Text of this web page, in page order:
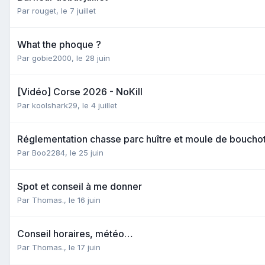
Par rouget, le 7 juillet
What the phoque ?
Par gobie2000, le 28 juin
[Vidéo] Corse 2026 - NoKill
Par koolshark29, le 4 juillet
Réglementation chasse parc huître et moule de
Par Boo2284, le 25 juin
Spot et conseil à me donner
Par Thomas., le 16 juin
Conseil horaires, météo…
Par Thomas., le 17 juin